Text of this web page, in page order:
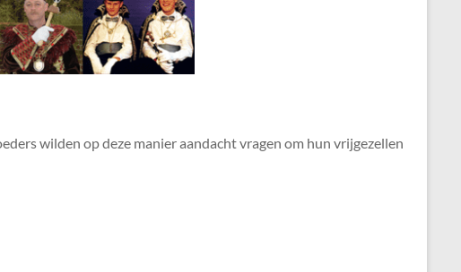
wilden op deze manier aandacht vragen om hun vrijgezellen